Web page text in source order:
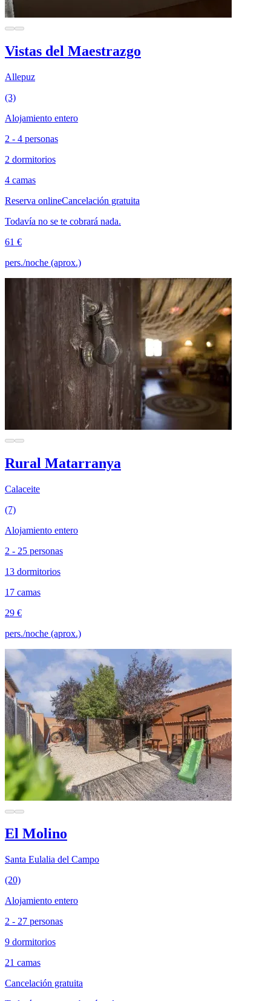
Vistas del Maestrazgo
Allepuz
(3)
Alojamiento entero
2 - 4 personas
2 dormitorios
4 camas
Reserva onlineCancelación gratuita
Todavía no se te cobrará nada.
61 €
pers./noche (aprox.)
Rural Matarranya
Calaceite
(7)
Alojamiento entero
2 - 25 personas
13 dormitorios
17 camas
29 €
pers./noche (aprox.)
El Molino
Santa Eulalia del Campo
(20)
Alojamiento entero
2 - 27 personas
9 dormitorios
21 camas
Cancelación gratuita